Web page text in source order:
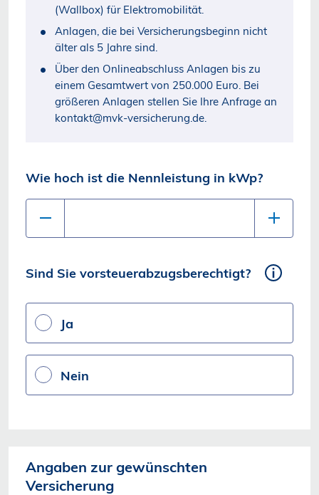
(Wallbox) für Elektromobilität.
Anlagen, die bei Versicherungsbeginn nicht
älter als 5 Jahre sind.
Über den Onlineabschluss Anlagen bis zu
einem Gesamtwert von 250.000 Euro. Bei
größeren Anlagen stellen Sie Ihre Anfrage an
kontakt@mvk-versicherung.de.
Wie hoch ist die Nennleistung in kWp?
Sind Sie vorsteuerabzugsberechtigt?
Ja
Nein
Angaben zur gewünschten
Versicherung